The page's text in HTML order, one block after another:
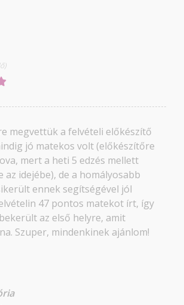
megvettük a felvételi előkészítő
jó matekos volt (előkészítőre
mert a heti 5 edzés mellett
az idejébe), de a homályosabb
ennek segítségével jól
47 pontos matekot írt, így
az első helyre, amit
Szuper, mindenkinek ajánlom!